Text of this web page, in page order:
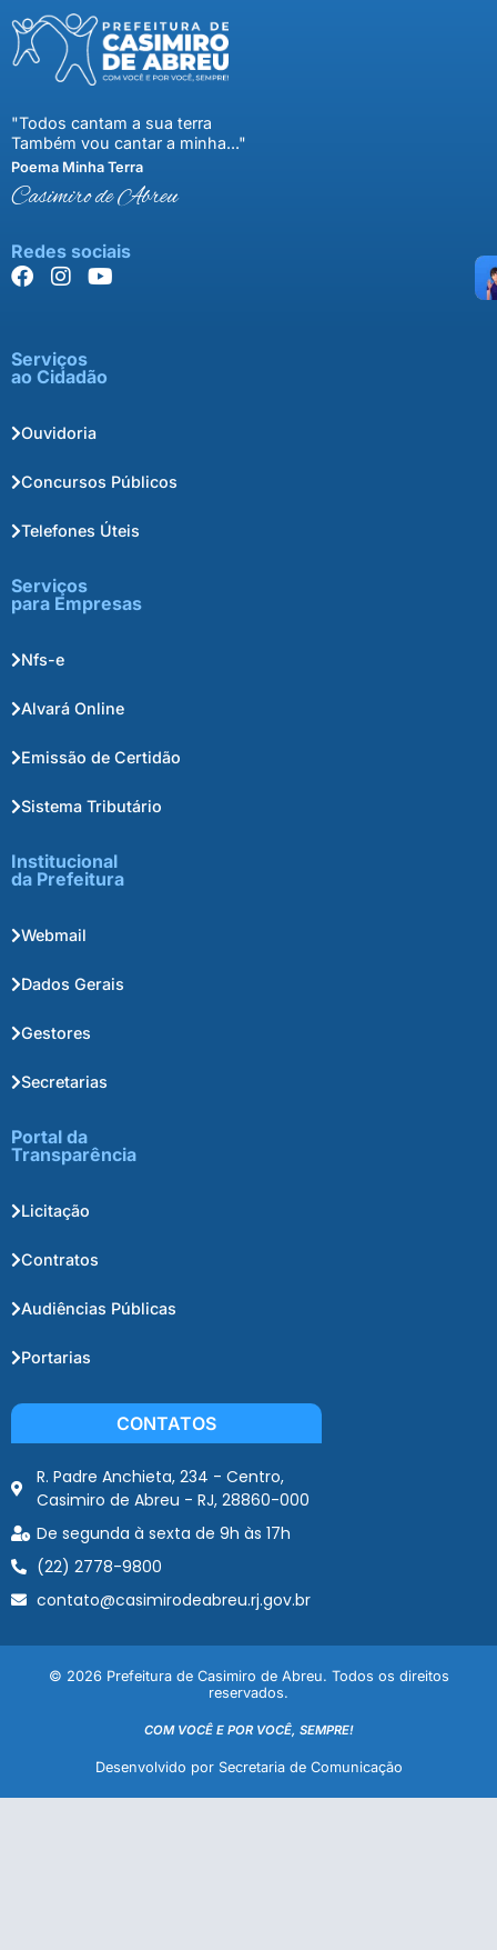
"Todos cantam a sua terra
Também vou cantar a minha..."
Poema Minha Terra
Casimiro de Abreu
Redes sociais
Serviços
ao Cidadão
Ouvidoria
Concursos Públicos
Telefones Úteis
Serviços
para Empresas
Nfs-e
Alvará Online
Emissão de Certidão
Sistema Tributário
Institucional
da Prefeitura
Webmail
Dados Gerais
Gestores
Secretarias
Portal da
Transparência
Licitação
Contratos
Audiências Públicas
Portarias
CONTATOS
R. Padre Anchieta, 234 - Centro,
Casimiro de Abreu - RJ, 28860-000
De segunda à sexta de 9h às 17h
(22) 2778-9800
contato@casimirodeabreu.rj.gov.br
© 2026 Prefeitura de Casimiro de Abreu. Todos os direitos
reservados.
COM VOCÊ E POR VOCÊ, SEMPRE!
Desenvolvido por Secretaria de Comunicação